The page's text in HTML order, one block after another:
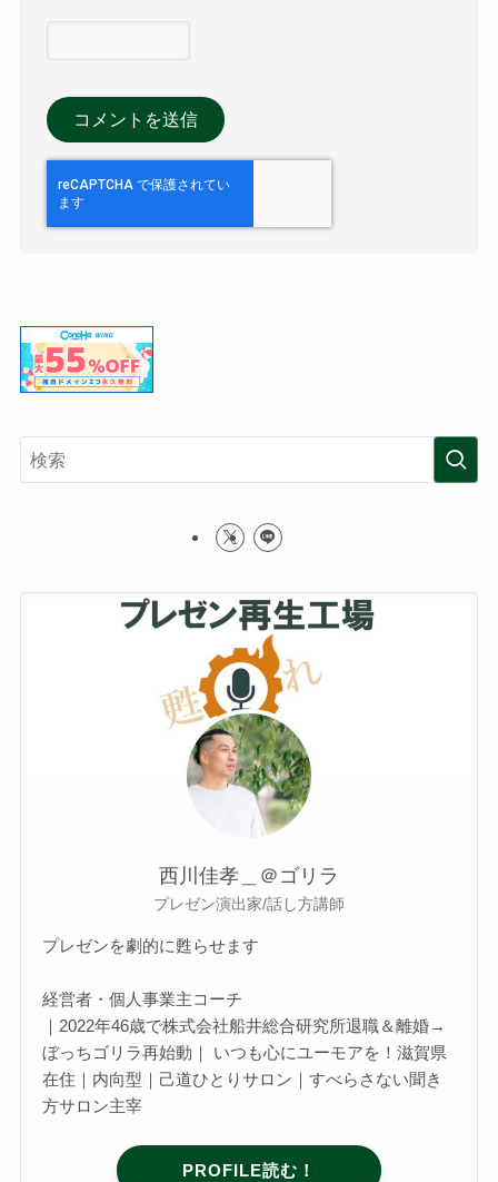
西川佳孝＿＠ゴリラ
プレゼン演出家/話し方講師
プレゼンを劇的に甦らせます
経営者・個人事業主コーチ
｜2022年46歳で株式会社船井総合研究所退職＆離婚→
ぼっちゴリラ再始動｜ いつも心にユーモアを！滋賀県
在住｜内向型｜己道ひとりサロン｜すべらさない聞き
方サロン主宰
PROFILE読む！